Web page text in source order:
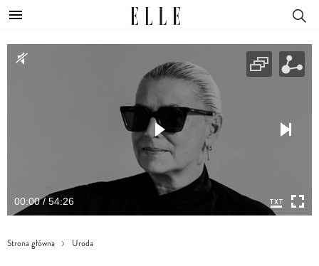
00:00 / 54:26
Strona główna Uroda